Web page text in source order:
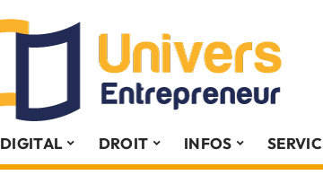
DIGITAL DROIT INFOS